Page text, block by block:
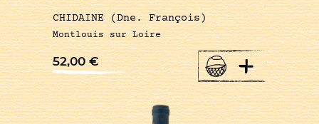
CHIDAINE (Dne. François)
Montlouis sur Loire
52,00€ +